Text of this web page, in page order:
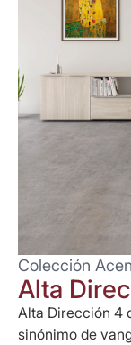
Colección
Alta
Alta Dirección 4
sinónimo de